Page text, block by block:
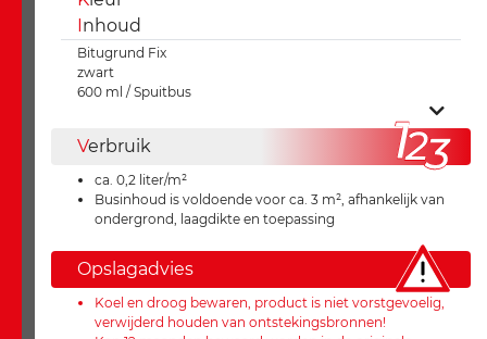
nhoud
Bitugrund Fix
zwart
600 ml / Spuitbus
Verbruik
ca. 0,2 liter/m²
Businhoud is voldoende voor ca. 3 m², afhankelijk van
ondergrond, laagdikte en toepassing
Opslagadvies
Koel en droog bewaren, product is niet vorstgevoelig,
verwijderd houden van ontstekingsbronnen!